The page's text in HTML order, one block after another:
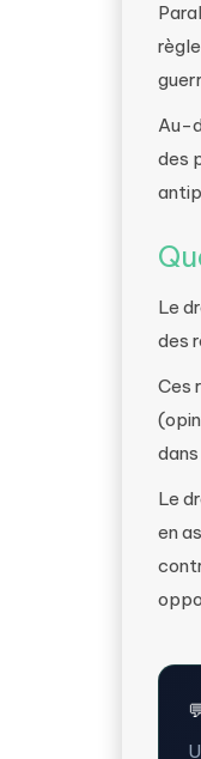
Au-
des
Le
des
Ces
Le
en